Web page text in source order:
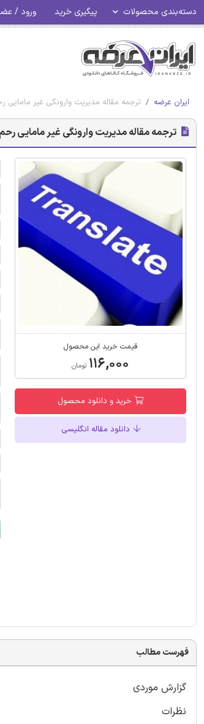
دسته‌بندی محصولات پیگیری خرید ورود /
ایران عرضه ترجمه مقاله مدیریت وارونگی غیر مامایی
ترجمه مقاله مدیریت وارونگی غیر مامایی رحم
قیمت خرید این محصول
۱۱۶,۰۰۰ تومان
خرید و دانلود محصول
دانلود مقاله انگلیسی
فهرست مطالب
گزارش موردی
نظرات